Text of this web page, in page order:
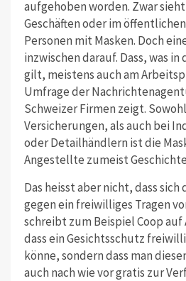
aufgehoben worden. Zwar
Geschäften oder im
Personen mit Masken. Doch
inzwischen darauf. Dass, was
gilt, meistens auch am
Umfrage der
Schweizer Firmen zeigt.
Versicherungen, als auch bei
oder Detailhändlern ist die
Angestellte zumeist
Das heisst aber nicht, dass
gegen ein freiwilliges Tragen
schreibt zum Beispiel Coop
dass ein Gesichtsschutz
könne, sondern dass man
auch nach wie vor gratis zur